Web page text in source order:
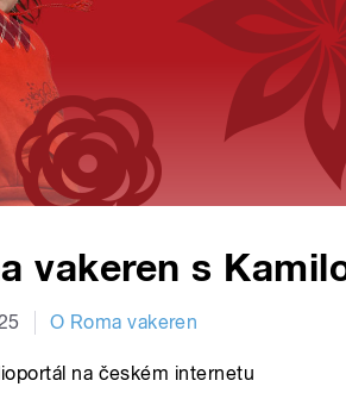
vakeren s
O Roma vakeren
na českém internetu